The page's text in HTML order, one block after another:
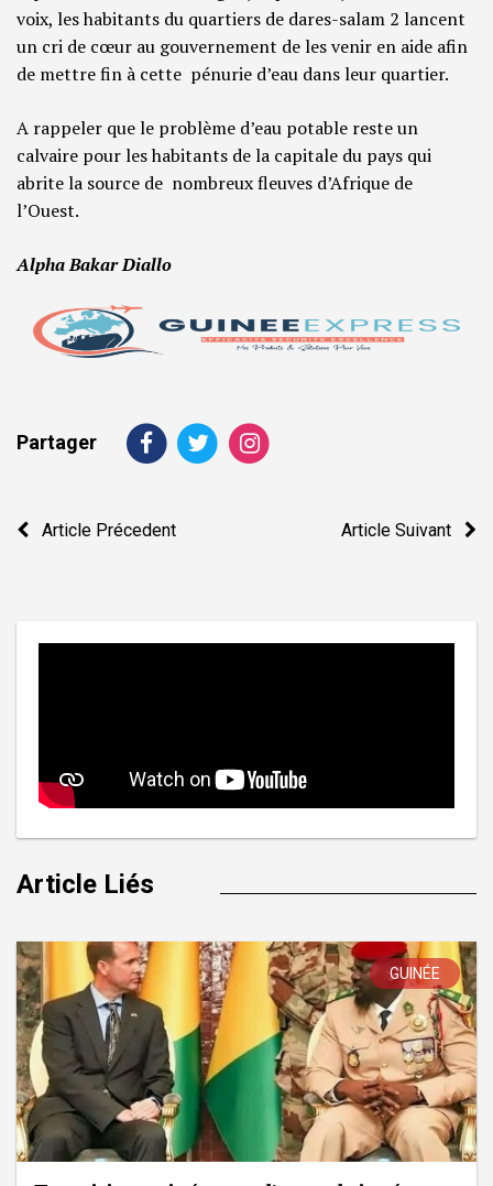
voix, les habitants du quartiers de dares-salam 2 lancent
un cri de cœur au gouvernement de les venir en aide afin
de mettre fin à cette pénurie d’eau dans leur quartier.
A rappeler que le problème d’eau potable reste un
calvaire pour les habitants de la capitale du pays qui
abrite la source de nombreux fleuves d’Afrique de
l’Ouest.
Alpha Bakar Diallo
Partager
Navigation
Article Précedent Article Suivant
Article Liés
GUINÉE